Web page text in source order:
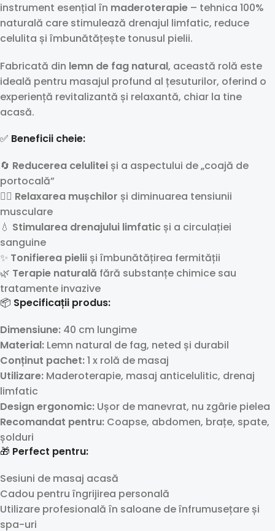
instrument esențial în maderoterapie – tehnica 100%
naturală care stimulează drenajul limfatic, reduce
celulita și îmbunătățește tonusul pielii.
Fabricată din lemn de fag natural, această rolă este
ideală pentru masajul profund al țesuturilor, oferind o
experiență revitalizantă și relaxantă, chiar la tine
acasă.
✅ Beneficii cheie:
🔄 Reducerea celulitei și a aspectului de „coajă de
portocală”
💆‍♀️ Relaxarea mușchilor și diminuarea tensiunii
musculare
💧 Stimularea drenajului limfatic și a circulației
sanguine
✨ Tonifierea pielii și îmbunătățirea fermității
🌿 Terapie naturală fără substanțe chimice sau
tratamente invazive
📦 Specificații produs:
Dimensiune: 40 cm lungime
Material: Lemn natural de fag, neted și durabil
Conținut pachet:1 x rolă de masaj
Utilizare: Maderoterapie, masaj anticelulitic, drenaj
limfatic
Design ergonomic: Ușor de manevrat, nu zgârie pielea
Recomandat pentru: Coapse, abdomen, brațe, spate,
șolduri
🎁 Perfect pentru:
Sesiuni de masaj acasă
Cadou pentru îngrijirea personală
Utilizare profesională în saloane de înfrumusețare și
spa-uri